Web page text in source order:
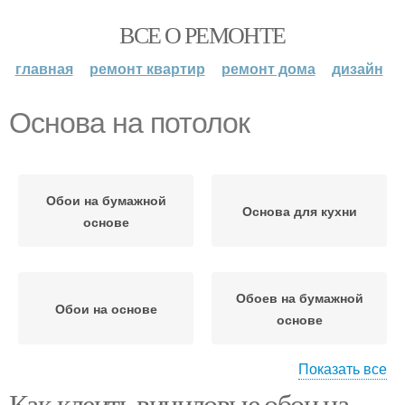
ВСЕ О РЕМОНТЕ
главная ремонт квартир ремонт дома дизайн
Основа на потолок
Обои на бумажной
основе
Основа для кухни
Обои на основе
Обоев на бумажной
основе
Показать все